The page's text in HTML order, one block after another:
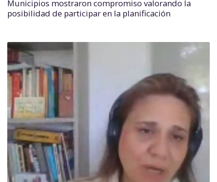
Municipios mostraron compromiso valorando la
posibilidad de participar en la planificación